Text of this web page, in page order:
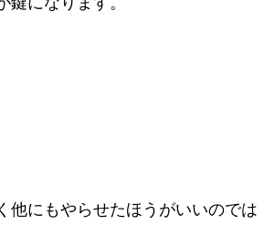
他にもやらせたほうがいいのでは